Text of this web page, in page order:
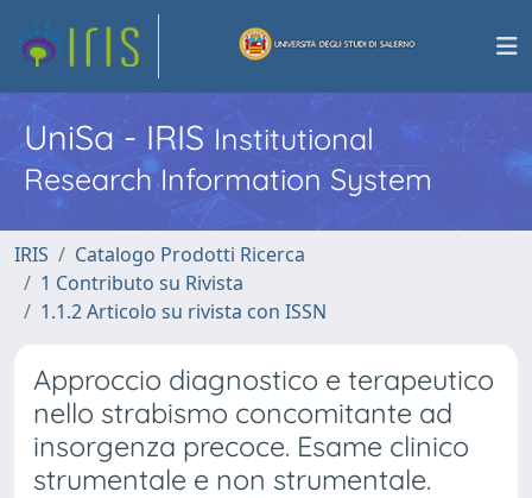
UniSa - IRISInstitutional
Research Information System
IRIS
Catalogo Prodotti Ricerca
1 Contributo su Rivista
1.1.2 Articolo su rivista con ISSN
Approccio diagnostico e terapeutico
nello strabismo concomitante ad
insorgenza precoce. Esame clinico
strumentale e non strumentale.